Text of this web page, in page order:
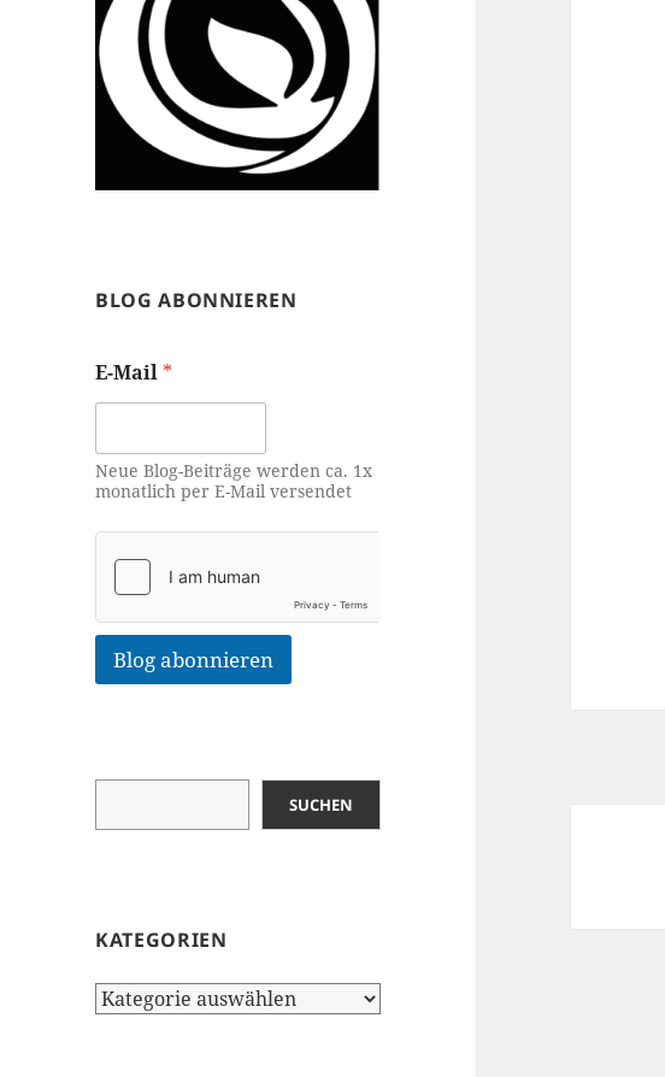
BLOG ABONNIEREN
E-Mail *
Neue Blog-Beiträge werden ca. 1x
monatlich per E-Mail versendet
Blog abonnieren
SUCHEN
KATEGORIEN
Kategorien